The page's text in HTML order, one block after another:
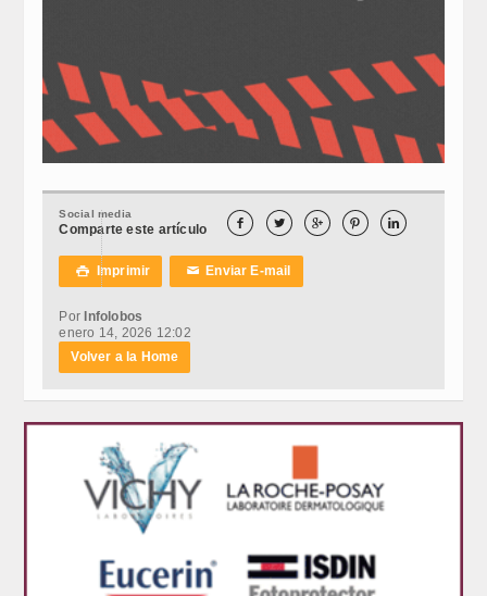
Social media
Comparte este artículo     
 Imprimir ✉Enviar E-mail
PorInfolobos
enero 14, 2026 12:02
Volver a la Home